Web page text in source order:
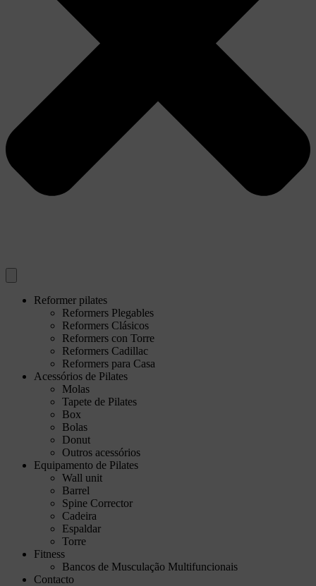
Reformer pilates
Reformers Plegables
Reformers Clásicos
Reformers con Torre
Reformers Cadillac
Reformers para Casa
Acessórios de Pilates
Molas
Tapete de Pilates
Box
Bolas
Donut
Outros acessórios
Equipamento de Pilates
Wall unit
Barrel
Spine Corrector
Cadeira
Espaldar
Torre
Fitness
Bancos de Musculação Multifuncionais
Contacto